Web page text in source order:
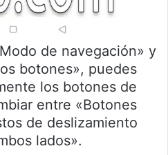
de navegación» y
botones», puedes
los botones de
entre «Botones
de deslizamiento
lados».